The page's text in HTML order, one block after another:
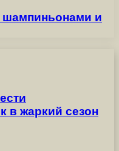
шампиньонами и
в жаркий сезон